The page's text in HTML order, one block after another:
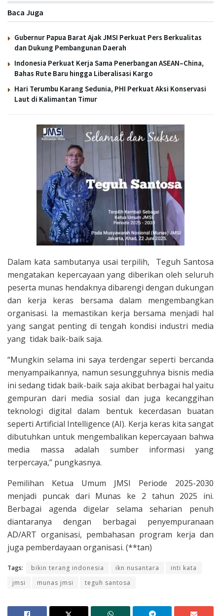
Baca Juga
Gubernur Papua Barat Ajak JMSI Perkuat Pers Berkualitas
dan Dukung Pembangunan Daerah
Indonesia Perkuat Kerja Sama Penerbangan ASEAN–China,
Bahas Rute Baru hingga Liberalisasi Kargo
Hari Terumbu Karang Sedunia, PHI Perkuat Aksi Konservasi
Laut di Kalimantan Timur
Dalam kata sambutanya usai terpilih, Teguh Santosa
mengatakan kepercayaan yang diberikan oleh seluruh
peserta munas hendaknya dibarengi dengan dukungan
dan kerja keras bersama dalam mengembangkan
organisasi. Ia memastikan kerja bersama menjadi hal
yang sangat penting di tengah kondisi industri media
yang tidak baik-baik saja.
“Mungkin selama ini saya terdengar seperti bercanda
menyampaikannya, namun sesungguhnya bisnis media
ini sedang tidak baik-baik saja akibat berbagai hal yaitu
gempuran dari media sosial dan juga kecanggihan
teknologi digital dalam bentuk kecerdasan buatan
seperti Artificial Intelligence (AI). Kerja keras kita sangat
dibutuhkan untuk mengembalikan kepercayaan bahwa
media massa adalah sumber informasi yang
terpercaya,” pungkasnya.
Pemilihan Ketua Umum JMSI Periode 2025-2030
menjadi puncak dari Munas ke 2 tahun 2025 ini.
Berbagai agenda digelar selama seharian penuh
diantaranya dengan berbagai penyempuranaan
AD/ART organisasi, pembahasan program kerja dan
juga pemberdayaan organisasi. (**tan)
Tags: bikin terang indonesia ikn nusantara
inti kata
jmsi
munas jmsi teguh santosa